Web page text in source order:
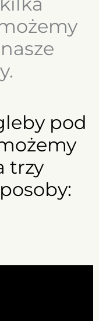
pod
trzy